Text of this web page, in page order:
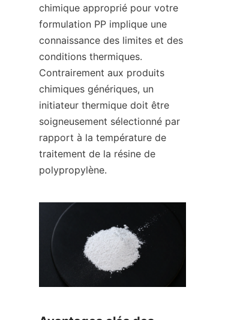
chimique approprié pour votre
formulation PP implique une
connaissance des limites et des
conditions thermiques.
Contrairement aux produits
chimiques génériques, un
initiateur thermique doit être
soigneusement sélectionné par
rapport à la température de
traitement de la résine de
polypropylène.